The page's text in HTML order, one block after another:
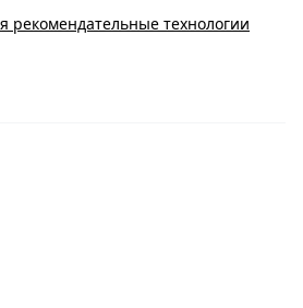
рекомендательные технологии